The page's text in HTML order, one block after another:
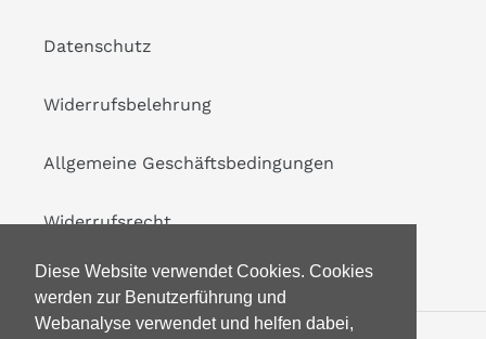
Diese Website verwendet Cookies. Cookies
werden zur Benutzerführung und
Webanalyse verwendet und helfen dabei,
Datenschutz
Widerrufsbelehrung
Allgemeine Geschäftsbedingungen
Widerrufsrecht